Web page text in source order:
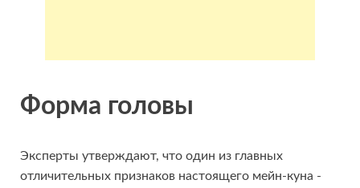
Форма головы
Эксперты утверждают, что один из главных
отличительных признаков настоящего мейн-куна -